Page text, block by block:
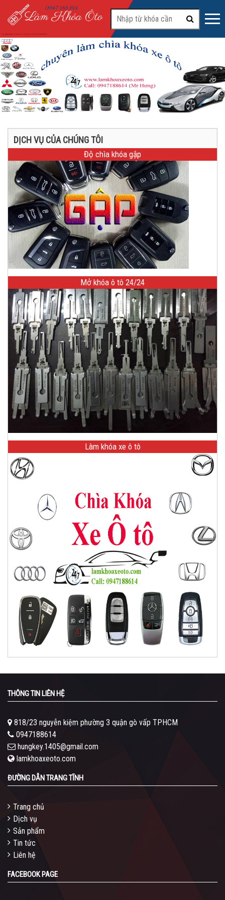
DỊCH VỤ CỦA CHÚNG TÔI
Độ chìa khóa gập
Mở khóa ô tô 24/24
Làm khóa xe ô tô
THÔNG TIN LIÊN HỆ
818/23 nguyễn kiệm phường 3 quận gò vấp TPHCM
0947188614
hungkey.1405@gmail.com
lamkhoaxeoto.com
ĐƯỜNG DẪN TRANG TĨNH
Trang chủ
Dịch vụ
Sản phẩm
Tin tức
Liên hệ
FACEBOOK PAGE